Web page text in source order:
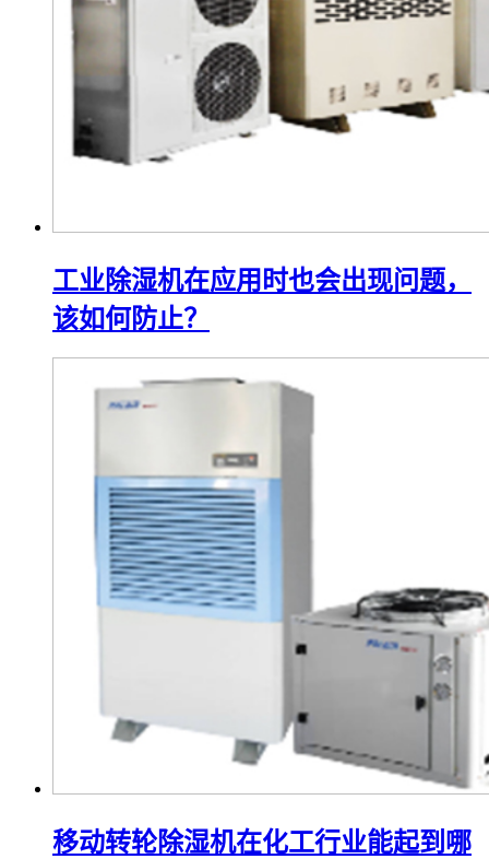
工业除湿机在应用时也会出现问题，
该如何防止？
移动转轮除湿机在化工行业能起到哪